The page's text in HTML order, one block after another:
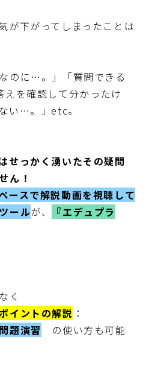
が下がってしまったことは
のに…。」「質問できる
を確認して分かったけ
い…。」etc。
せっかく湧いたその疑問
ん！
ースで解説動画を視聴して
ールが、
『エデュプラ
く
イントの解説 ：
題演習
の使い方も可能